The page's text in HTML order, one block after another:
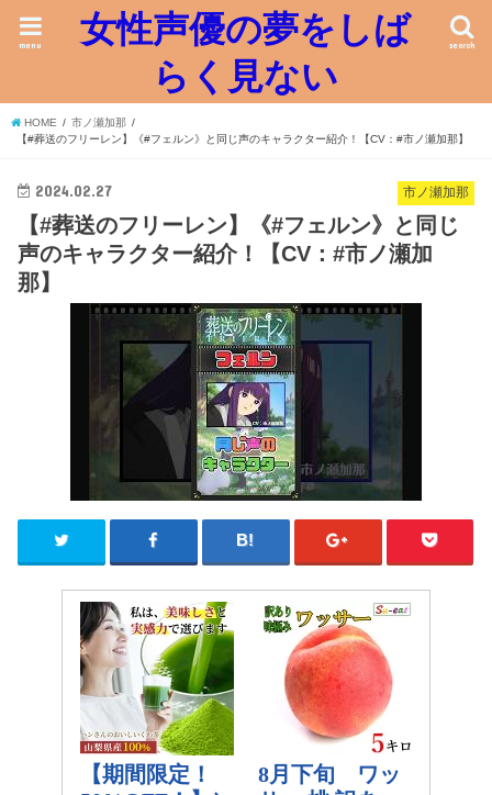
女性声優の夢をしば
らく見ない
search
menu
HOME
市ノ瀬加那
【#葬送のフリーレン】《#フェルン》と同じ声のキャラクター紹介！【CV：#市ノ瀬加那】
市ノ瀬加那
2024.02.27
【#葬送のフリーレン】《#フェルン》と同じ
声のキャラクター紹介！【CV：#市ノ瀬加
那】